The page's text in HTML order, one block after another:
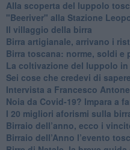
​Alla scoperta del luppolo
"Beeriver" alla Stazione
Il villaggio della birra
Birra artigianale, arrivano i
Birra toscana: norme, soldi e
La coltivazione del luppolo in
Sei cose che credevi di
Intervista a Francesco
Noia da Covid-19? Impara a
I 20 migliori aforismi sulla
​Birraio dell’anno, ecco i
​Birraio dell’Anno l’evento